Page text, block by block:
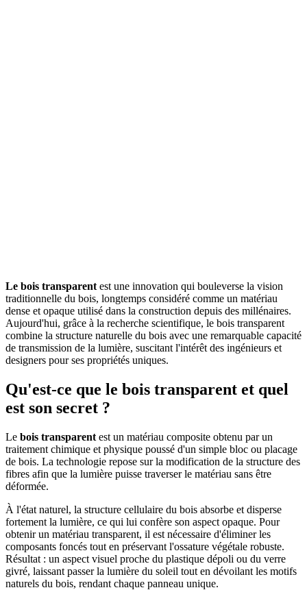
Le bois transparent est une innovation qui bouleverse la vision
traditionnelle du bois, longtemps considéré comme un matériau
dense et opaque utilisé dans la construction depuis des millénaires.
Aujourd'hui, grâce à la recherche scientifique, le bois transparent
combine la structure naturelle du bois avec une remarquable capacité
de transmission de la lumière, suscitant l'intérêt des ingénieurs et
designers pour ses propriétés uniques.
Qu'est-ce que le bois transparent et quel
est son secret ?
Le bois transparent est un matériau composite obtenu par un
traitement chimique et physique poussé d'un simple bloc ou placage
de bois. La technologie repose sur la modification de la structure des
fibres afin que la lumière puisse traverser le matériau sans être
déformée.
À l'état naturel, la structure cellulaire du bois absorbe et disperse
fortement la lumière, ce qui lui confère son aspect opaque. Pour
obtenir un matériau transparent, il est nécessaire d'éliminer les
composants foncés tout en préservant l'ossature végétale robuste.
Résultat : un aspect visuel proche du plastique dépoli ou du verre
givré, laissant passer la lumière du soleil tout en dévoilant les motifs
naturels du bois, rendant chaque panneau unique.